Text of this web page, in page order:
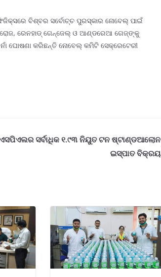
ବିଶ୍ବର ସର୍ବୋଚ୍ଚ ପୁରସ୍କାର ନୋବେଲ୍‌ ପାଇଁ
ରେନହାଡ୍‌ ଗେନ୍‌ଜେଲ୍‌ ଓ ଆଣ୍ଡରେଆ ଗେଜ୍‌ଙ୍କୁ
କରିଛନ୍ତି ନୋବେଲ୍‌ କମିଟି ସେକ୍ରେଟେରୀ
ସର୍ବାଧିକ ୧.୯୩ ନିୟୁତ ଟନ ଷ୍ଟାଣ୍ଡଆଲୋନ
ଇସ୍ପାତ ବିକ୍ରୟ